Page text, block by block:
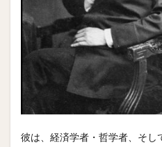
彼は、経済学者・哲学者、そし